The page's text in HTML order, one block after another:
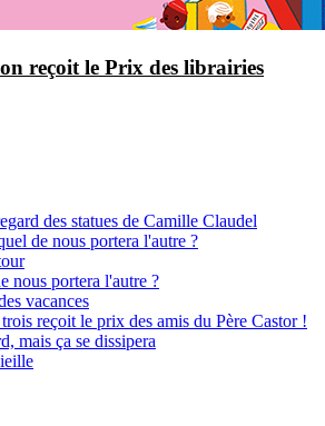
reçoit le Prix des librairies
des statues de Camille Claudel
de nous portera l'autre ?
nous portera l'autre ?
vacances
reçoit le prix des amis du Père Castor !
mais ça se dissipera